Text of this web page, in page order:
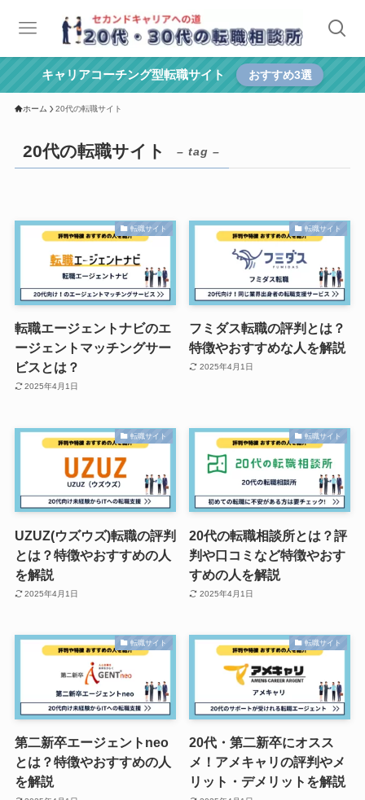
キャリアコーチング型転職サイト おすすめ3選
ホーム 20代の転職サイト
20代の転職サイト – tag –
転職サイト
転職エージェントナビのエ
ージェントマッチングサー
ビスとは？
2025年4月1日
転職サイト
フミダス転職の評判とは？
特徴やおすすめな人を解説
2025年4月1日
転職サイト
UZUZ(ウズウズ)転職の評判
とは？特徴やおすすめの人
を解説
2025年4月1日
転職サイト
20代の転職相談所とは？評
判や口コミなど特徴やおす
すめの人を解説
2025年4月1日
転職サイト
第二新卒エージェントneo
とは？特徴やおすすめの人
を解説
転職サイト
20代・第二新卒にオスス
メ！アメキャリの評判やメ
リット・デメリットを解説